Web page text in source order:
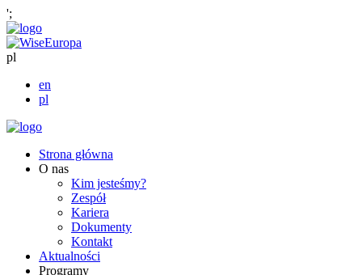
';
pl
en
pl
Strona główna
O nas
Kim jesteśmy?
Zespół
Kariera
Dokumenty
Kontakt
Aktualności
Programy